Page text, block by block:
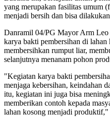
yang merupakan fasilitas umum
menjadi bersih dan bisa
Danramil 04/PG Mayor Arm Leo
karya bakti pembersihan di
membersihkan rumput liar,
selanjutnya menanam pohon
"Kegiatan karya bakti
menjaga kebersihan, keindahan
itu, kegiatan ini juga bisa
memberikan contoh kepada
lahan kosong menjadi produktif,"